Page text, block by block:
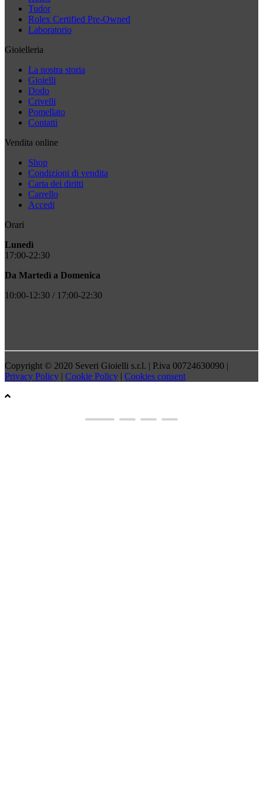
Tudor
Rolex Certified Pre-Owned
Laboratorio
Gioielleria
La nostra storia
Gioielli
Dodo
Crivelli
Pomellato
Contatti
Vendita online
Shop
Condizioni di vendita
Carta dei diritti
Carrello
Accedi
Orari
Lunedì
17:00-22:30
Da Martedì a Domenica
10:00-12:30 / 17:00-22:30
Copyright © 2020 Severi Gioielli s.r.l. | P.iva 00724630090 |
Privacy Policy | Cookie Policy | Cookies consent